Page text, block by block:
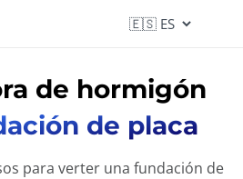
de hormigón
de placa
para verter una fundación de